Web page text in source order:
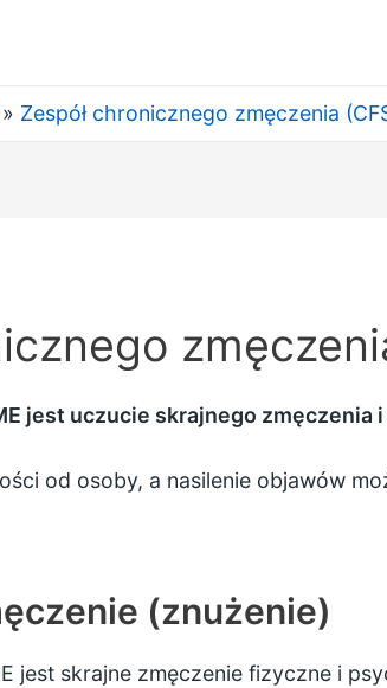
Zespół chronicznego zmęczenia
jest uczucie skrajnego zmęczenia
od osoby, a nasilenie objawów
(znużenie)
jest skrajne zmęczenie fizyczne i